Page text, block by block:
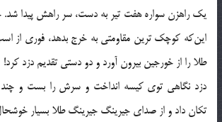
يك راهزن سواره هفت تير به دست، سر راهش پيدا شد.
اين‌كه كوچك ترين مقاومتي به خرج بدهد، فوري از
طلا را از خورجين بيرون آورد و دو دستي تقديم دزد كرد!
دزد نگاهي توي كيسه انداخت و سرش را بست و چند
تكان داد و از صداي جيرينگ جيرينگ طلا بسيار